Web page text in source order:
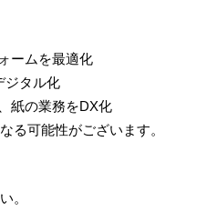
ームを最適化
ジタル化
紙の業務をDX化
可能性がございます。
。